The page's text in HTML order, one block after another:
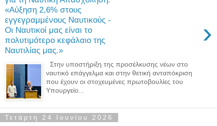
«Αύξηση 2,6% στους
εγγεγραμμένους Ναυτικούς -
Οι Ναυτικοί μας είναι το
πολυτιμότερο κεφάλαιο της
Ναυτιλίας μας.»
›
Στην υποστήριξη της προσέλκυσης νέων στο
ναυτικό επάγγελμα και στην θετική ανταπόκριση
που έχουν οι στοχευμένες πρωτοβουλίες του
Υπουργείο...
Τετάρτη 24 Ιουνίου 2026